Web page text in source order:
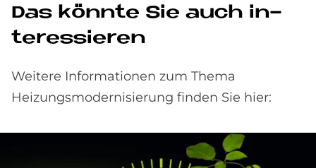
Das könn­te Sie auch in­
ter­es­sie­ren
Weitere Informationen zum Thema
Heizungsmodernisierung finden Sie hier: